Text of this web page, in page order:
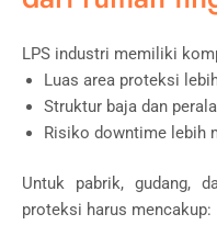
LPS industri memiliki
Luas area proteksi
Struktur baja dan
Risiko downtime lebih
Untuk pabrik, gudang,
proteksi harus mencakup: